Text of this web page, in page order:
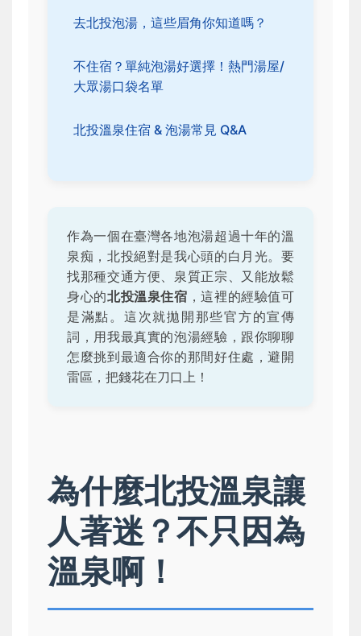
去北投泡湯，這些眉角你知道嗎？
不住宿？單純泡湯好選擇！熱門湯屋/
大眾湯口袋名單
北投溫泉住宿 & 泡湯常見 Q&A
作為一個在臺灣各地泡湯超過十年的溫
泉痴，北投絕對是我心頭的白月光。要
找那種交通方便、泉質正宗、又能放鬆
身心的北投溫泉住宿 ，這裡的經驗值可
是滿點。這次就拋開那些官方的宣傳
詞，用我最真實的泡湯經驗，跟你聊聊
怎麼挑到最適合你的那間好住處，避開
雷區，把錢花在刀口上！
為什麼北投溫泉讓
人著迷？不只因為
溫泉啊！